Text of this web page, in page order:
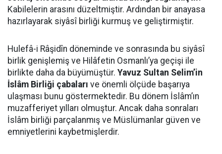
Kabilelerin arasını düzeltmiştir. Ardından bir anayasa
hazırlayarak siyâsî birliği kurmuş ve geliştirmiştir.
Hulefâ-i Râşidîn döneminde ve sonrasında bu siyâsî
birlik genişlemiş ve Hilâfetin Osmanlı’ya geçişi ile
birlikte daha da büyümüştür. Yavuz Sultan Selim’in
İslâm Birliği çabaları ve önemli ölçüde başarıya
ulaşması bunu göstermektedir. Bu dönem İslâm’ın
muzafferiyet yılları olmuştur. Ancak daha sonraları
İslâm birliği parçalanmış ve Müslümanlar güven ve
emniyetlerini kaybetmişlerdir.